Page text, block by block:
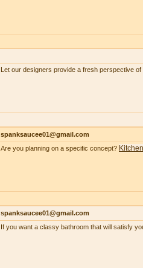
Let our designers provide a fresh perspective of
spanksaucee01@gmail.com
Are you planning on a specific concept?
spanksaucee01@gmail.com
If you want a classy bathroom that will satisfy